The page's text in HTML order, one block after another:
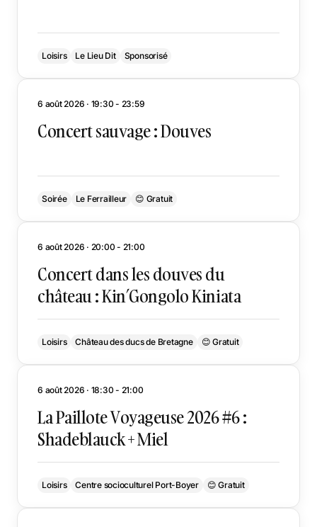
Loisirs Le Lieu Dit Sponsorisé
6 août 2026 · 19:30 - 23:59
Concert sauvage : Douves
Soirée Le Ferrailleur 😊 Gratuit
6 août 2026 · 20:00 - 21:00
Concert dans les douves du
château : Kin’Gongolo Kiniata
Loisirs Château des ducs de Bretagne 😊 Gratuit
6 août 2026 · 18:30 - 21:00
La Paillote Voyageuse 2026 #6 :
Shadeblauck + Miel
Loisirs Centre socioculturel Port-Boyer 😊 Gratuit